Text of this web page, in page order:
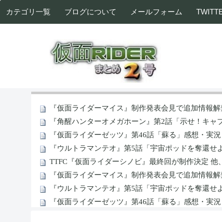
カテゴリ一覧 ブログについて メールフォーム